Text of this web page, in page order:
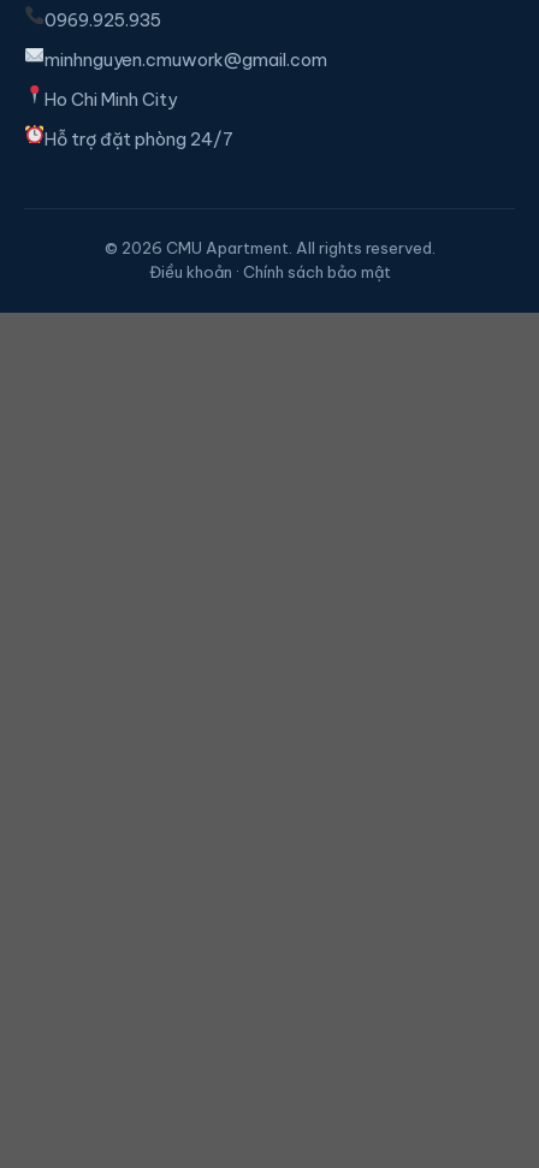
0969.925.935
minhnguyen.cmuwork@gmail.com
Ho Chi Minh City
Hỗ trợ đặt phòng 24/7
© 2026 CMU Apartment. All rights reserved.
Điều khoản · Chính sách bảo mật